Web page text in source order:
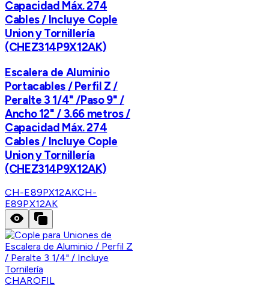
Capacidad Máx. 274
Cables / Incluye Cople
Union y Tornillería
(CHEZ314P9X12AK)
Escalera de Aluminio
Portacables / Perfil Z /
Peralte 3 1/4" /Paso 9" /
Ancho 12" / 3.66 metros /
Capacidad Máx. 274
Cables / Incluye Cople
Union y Tornillería
(CHEZ314P9X12AK)
CH-E89PX12AKCH-
E89PX12AK
CHAROFIL